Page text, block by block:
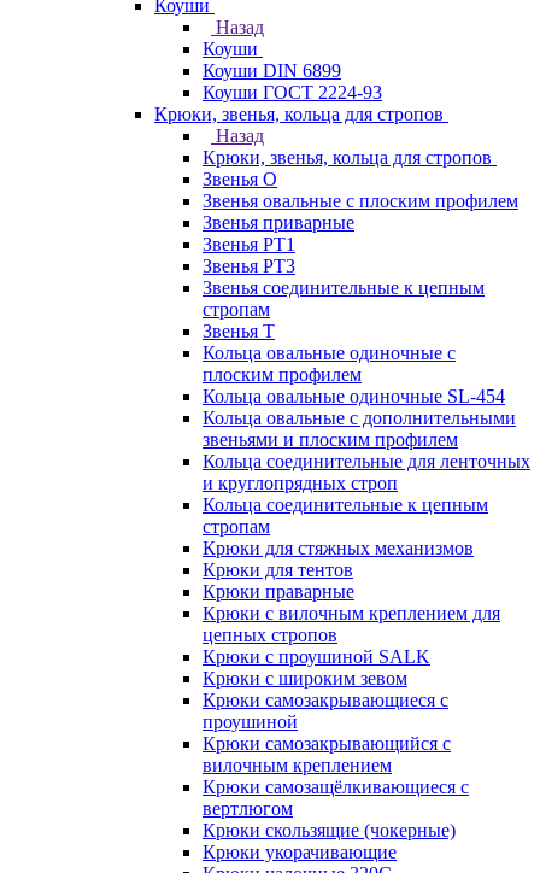
Коуши
Назад
Коуши
Коуши DIN 6899
Коуши ГОСТ 2224-93
Крюки, звенья, кольца для стропов
Назад
Крюки, звенья, кольца для стропов
Звенья О
Звенья овальные с плоским профилем
Звенья приварные
Звенья РТ1
Звенья РТ3
Звенья соединительные к цепным
стропам
Звенья Т
Кольца овальные одиночные c
плоским профилем
Кольца овальные одиночные SL-454
Кольца овальные с дополнительными
звеньями и плоским профилем
Кольца соединительные для ленточных
и круглопрядных строп
Кольца соединительные к цепным
стропам
Крюки для стяжных механизмов
Крюки для тентов
Крюки праварные
Крюки с вилочным креплением для
цепных стропов
Крюки с проушиной SALK
Крюки с широким зевом
Крюки самозакрывающиеся с
проушиной
Крюки самозакрывающийся с
вилочным креплением
Крюки самозащёлкивающиеся с
вертлюгом
Крюки скользящие (чокерные)
Крюки укорачивающие